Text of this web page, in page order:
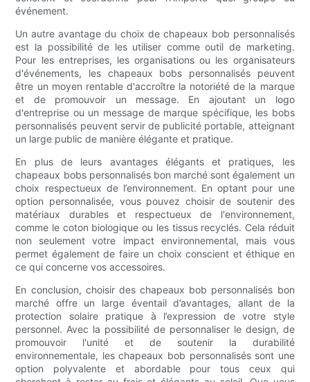
événement.
Un autre avantage du choix de chapeaux bob personnalisés
est la possibilité de les utiliser comme outil de marketing.
Pour les entreprises, les organisations ou les organisateurs
d'événements, les chapeaux bobs personnalisés peuvent
être un moyen rentable d'accroître la notoriété de la marque
et de promouvoir un message. En ajoutant un logo
d'entreprise ou un message de marque spécifique, les bobs
personnalisés peuvent servir de publicité portable, atteignant
un large public de manière élégante et pratique.
En plus de leurs avantages élégants et pratiques, les
chapeaux bobs personnalisés bon marché sont également un
choix respectueux de l’environnement. En optant pour une
option personnalisée, vous pouvez choisir de soutenir des
matériaux durables et respectueux de l'environnement,
comme le coton biologique ou les tissus recyclés. Cela réduit
non seulement votre impact environnemental, mais vous
permet également de faire un choix conscient et éthique en
ce qui concerne vos accessoires.
En conclusion, choisir des chapeaux bob personnalisés bon
marché offre un large éventail d’avantages, allant de la
protection solaire pratique à l’expression de votre style
personnel. Avec la possibilité de personnaliser le design, de
promouvoir l'unité et de soutenir la durabilité
environnementale, les chapeaux bob personnalisés sont une
option polyvalente et abordable pour tous ceux qui